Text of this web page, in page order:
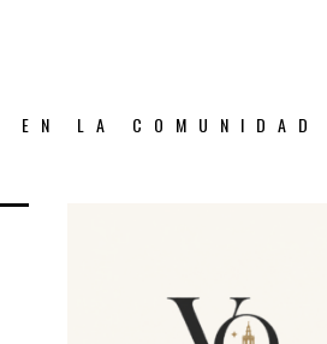
LA COMUNIDAD